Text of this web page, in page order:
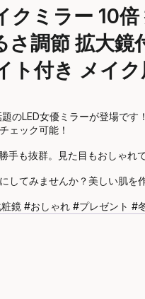
クミラー 10
さ調節 拡大
ト付き メイ
題のLED女優ミラーが登場で
ェック可能！
手も抜群。見た目もおしゃ
してみませんか？美しい肌を
鏡 #おしゃれ #プレゼント #